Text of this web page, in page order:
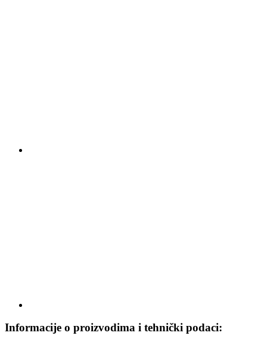
Informacije o proizvodima i tehnički podaci: